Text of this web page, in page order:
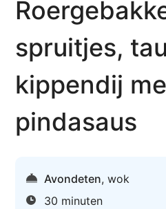
spruitjes,
kippendij
pindasaus
Avondeten,wok
30 minuten